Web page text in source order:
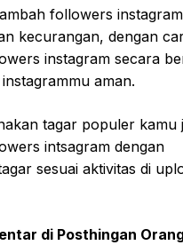
followers
kecurangan, dengan
instagram secara
aman.
tagar populer kamu
intsagram dengan
sesuai aktivitas di
di Posthingan